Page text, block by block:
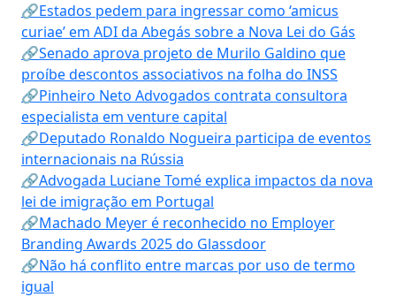
🔗Estados pedem para ingressar como ‘amicus
curiae’ em ADI da Abegás sobre a Nova Lei do Gás
🔗Senado aprova projeto de Murilo Galdino que
proíbe descontos associativos na folha do INSS
🔗Pinheiro Neto Advogados contrata consultora
especialista em venture capital
🔗Deputado Ronaldo Nogueira participa de eventos
internacionais na Rússia
🔗Advogada Luciane Tomé explica impactos da nova
lei de imigração em Portugal
🔗Machado Meyer é reconhecido no Employer
Branding Awards 2025 do Glassdoor
🔗Não há conflito entre marcas por uso de termo
igual